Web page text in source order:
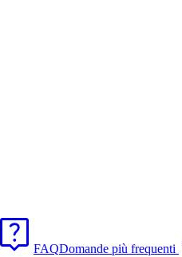
FAQDomande più frequenti